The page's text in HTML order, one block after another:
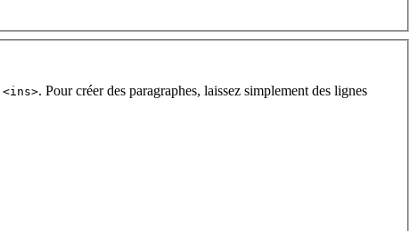
<ins>. Pour créer des paragraphes, laissez simplement des lignes